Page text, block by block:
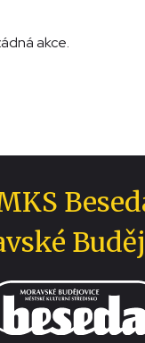
akce.